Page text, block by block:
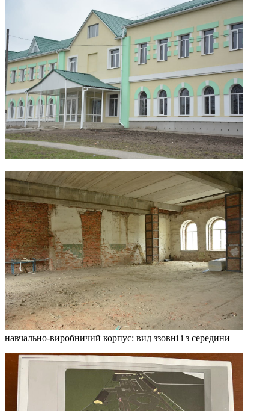
навчально-виробничий корпус: вид ззовні і з середини